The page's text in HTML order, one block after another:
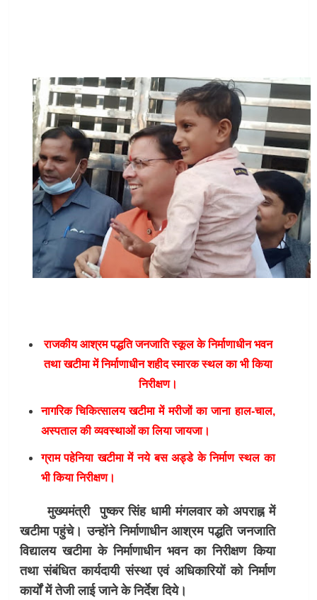
राजकीय आश्रम पद्धति जनजातिस्कूल के निर्माणाधीन भवन
तथा खटीमा में निर्माणाधीन शहीद स्मारक स्थल का भी किया
निरीक्षण।
नागरिक चिकित्सालय खटीमा में मरीजों का जाना हाल-चाल,
अस्पताल की व्यवस्थाओं का लिया जायजा।
ग्राम पहेनिया खटीमा में नये बस अड्डे के निर्माण स्थल का
भी किया निरीक्षण।
मुख्यमंत्री पुष्कर सिंह धामी मंगलवार को अपराह्न में
खटीमा पहुंचे। उन्होंने निर्माणाधीन आश्रम पद्धति जनजाति
विद्यालय खटीमा के निर्माणाधीन भवन का निरीक्षण किया
तथा संबंधित कार्यदायी संस्था एवं अधिकारियों को निर्माण
कार्यों में तेजी लाई जाने के निर्देश दिये।